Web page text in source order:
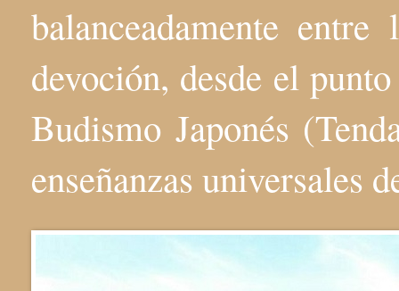
balanceadamente
devoción, desde el
Budismo Japonés
enseñanzas universales